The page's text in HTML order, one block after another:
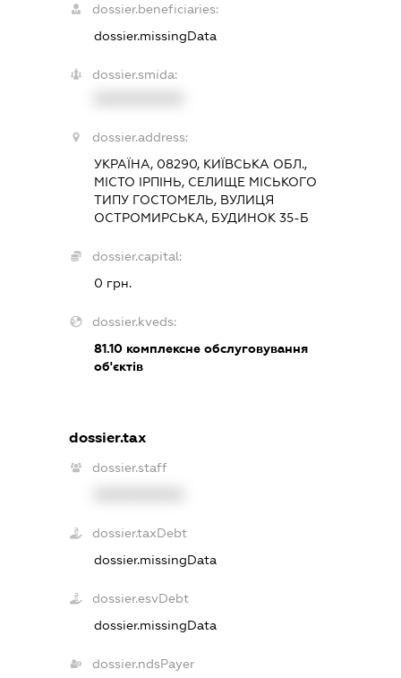
dossier.beneficiaries:
dossier.missingData
dossier.smida:
dossier.address:
УКРАЇНА, 08290, КИЇВСЬКА ОБЛ.,
МІСТО ІРПІНЬ, СЕЛИЩЕ МІСЬКОГО
ТИПУ ГОСТОМЕЛЬ, ВУЛИЦЯ
ОСТРОМИРСЬКА, БУДИНОК 35-Б
dossier.capital:
0 грн.
dossier.kveds:
81.10комплексне обслуговування
об'єктів
dossier.tax
dossier.staff
dossier.taxDebt
dossier.missingData
dossier.esvDebt
dossier.missingData
dossier.ndsPayer